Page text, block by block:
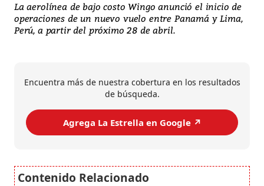
La aerolínea de bajo costo Wingo anunció el inicio de
operaciones de un nuevo vuelo entre Panamá y Lima,
Perú, a partir del próximo 28 de abril.
Encuentra más de nuestra cobertura en los resultados
de búsqueda.
Agrega La Estrella en Google ↗️